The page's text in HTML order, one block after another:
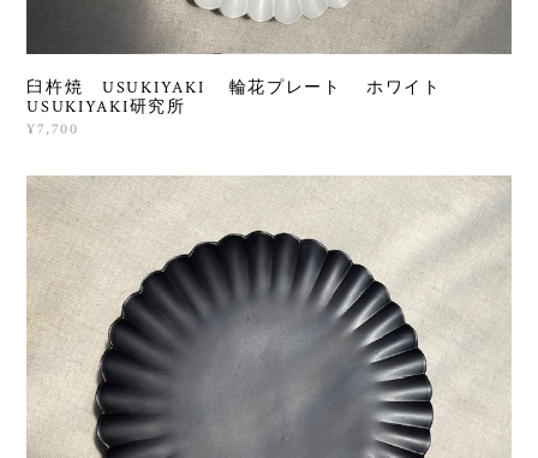
臼杵焼 USUKIYAKI 輪花プレート ホワイト
USUKIYAKI研究所
¥7,700